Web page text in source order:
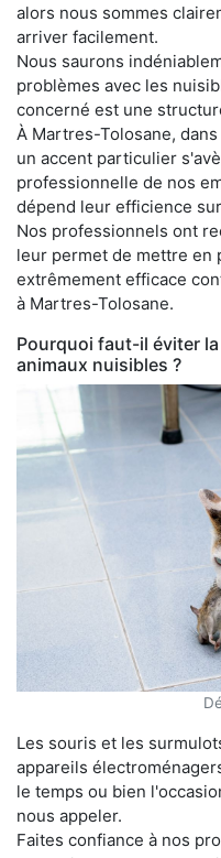
alors nous sommes
arriver facilement.
Nous saurons
problèmes avec les
concerné est une
À Martres-Tolosane,
un accent particulier
professionnelle de nos
dépend leur efficience
Nos professionnels ont
leur permet de mettre en
extrêmement efficace
à Martres-Tolosane.
Pourquoi faut-il éviter
animaux nuisibles ?
Les souris et les
appareils
le temps ou bien
nous appeler.
Faites confiance à nos